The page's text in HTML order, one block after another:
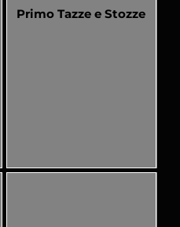
Primo Tazze e Stozze